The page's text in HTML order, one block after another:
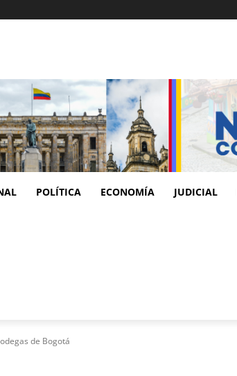
POLÍTICA ECONOMÍA JUDICIAL
de Bogotá